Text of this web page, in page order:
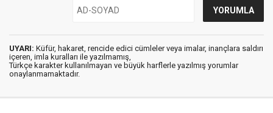
UYARI: Küfür, hakaret, rencide edici cümleler veya imalar, inançlara saldırı
içeren, imla kuralları ile yazılmamış,
Türkçe karakter kullanılmayan ve büyük harflerle yazılmış yorumlar
onaylanmamaktadır.